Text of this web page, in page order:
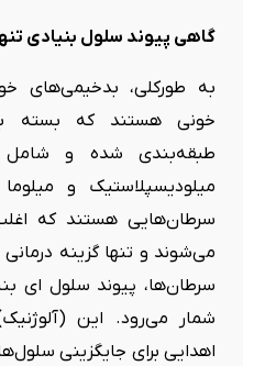
گاهی پیوند سلول بنیادی
به طورکلی، بدخیمی‌های
خونی هستند که بسته
طبقه‌بندی شده و شامل
میلودیسپلاستیک و
سرطان‌هایی هستند که
می‌شوند و تنها گزینه درمانی
شمار می‌رود. این
اهدایی برای جایگزینی